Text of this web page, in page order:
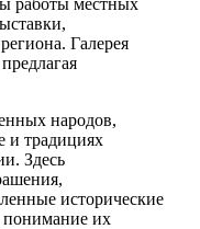
Галерея
народов,
и традициях
Здесь
исторические
понимание их